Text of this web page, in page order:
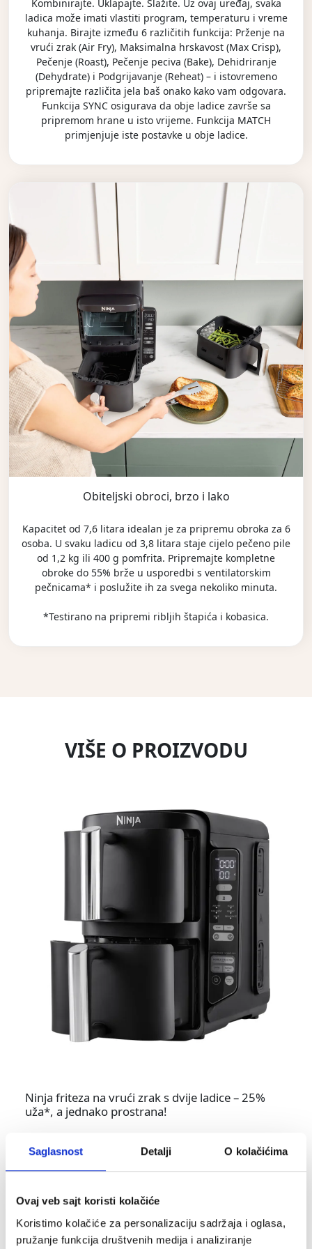
Saglasnost Detalji O kolačićima
Ovaj veb sajt koristi kolačiće
Koristimo kolačiće za personalizaciju sadržaja i oglasa,
pružanje funkcija društvenih medija i analiziranje
Kombinirajte. Uklapajte. Slažite. Uz ovaj uređaj, svaka
ladica može imati vlastiti program, temperaturu i vreme
kuhanja. Birajte između 6 različitih funkcija: Prženje na
vrući zrak (Air Fry), Maksimalna hrskavost (Max Crisp),
Pečenje (Roast), Pečenje peciva (Bake), Dehidriranje
(Dehydrate) i Podgrijavanje (Reheat) – i istovremeno
pripremajte različita jela baš onako kako vam odgovara.
Funkcija SYNC osigurava da obje ladice završe sa
pripremom hrane u isto vrijeme. Funkcija MATCH
primjenjuje iste postavke u obje ladice.
Obiteljski obroci, brzo i lako
Kapacitet od 7,6 litara idealan je za pripremu obroka za 6
osoba. U svaku ladicu od 3,8 litara staje cijelo pečeno pile
od 1,2 kg ili 400 g pomfrita. Pripremajte kompletne
obroke do 55% brže u usporedbi s ventilatorskim
pečnicama* i poslužite ih za svega nekoliko minuta.
*Testirano na pripremi ribljih štapića i kobasica.
VIŠE O PROIZVODU
Ninja friteza na vrući zrak s dvije ladice – 25%
uža*, a jednako prostrana!
friteza na vrući zrak omogućava pripremu
ukusnih obroka za čak 6 osoba. S dvije ladice
pile težine 1,2 kg. Kompaktna visina od samo
38,5 cm omogućava jednostavno postavljanje
uređaja ispod kuhinjskih elemenata, ostavljajući
vašu radnu površinu urednom i oslobađajući